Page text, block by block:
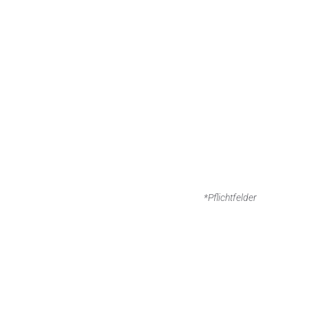
*Pflichtfelder